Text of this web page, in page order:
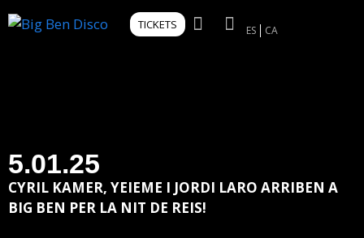
Tingueu
en
inclou
un
sistema
d’accessibilitat.
TICKETS ES CA
5.01.25
CYRIL KAMER, YEIEME I JORDI LARO ARRIBEN A
BIG BEN PER LA NIT DE REIS!